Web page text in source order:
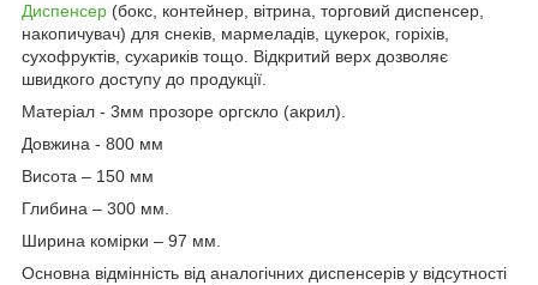
Диспенсер (бокс, контейнер, вітрина, торговий диспенсер,
накопичувач) для снеків, мармеладів, цукерок, горіхів,
сухофруктів, сухариків тощо. Відкритий верх дозволяє
швидкого доступу до продукції.
Матеріал - 3мм прозоре оргскло (акрил).
Довжина - 800 мм
Висота – 150 мм
Глибина – 300 мм.
Ширина комірки – 97 мм.
Основна відмінність від аналогічних диспенсерів у відсутності